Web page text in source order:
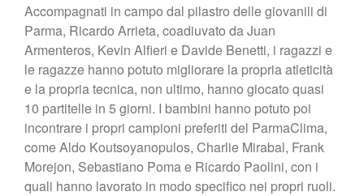
Accompagnati in campo dal pilastro delle giovanili di
Parma, Ricardo Arrieta, coadiuvato da Juan
Armenteros, Kevin Alfieri e Davide Benetti, i ragazzi e
le ragazze hanno potuto migliorare la propria atleticità
e la propria tecnica, non ultimo, hanno giocato quasi
10 partitelle in 5 giorni. I bambini hanno potuto poi
incontrare i propri campioni preferiti del ParmaClima,
come Aldo Koutsoyanopulos, Charlie Mirabal, Frank
Morejon, Sebastiano Poma e Ricardo Paolini, con i
quali hanno lavorato in modo specifico nei propri ruoli.